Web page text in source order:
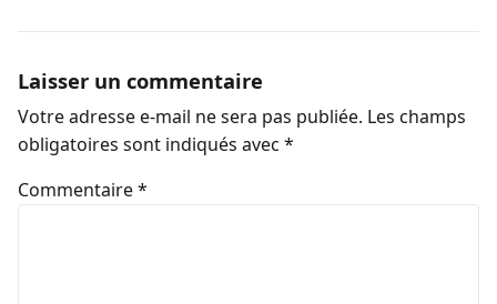
Laisser un commentaire
Votre adresse e-mail ne sera pas publiée. Les champs
obligatoires sont indiqués avec *
Commentaire*